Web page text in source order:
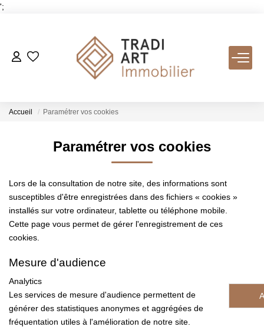
';
ACHETER
LOUER
VENDRE
Nos Services
Estimer
L'AGENCE
Accueil Paramétrer vos cookies
Paramétrer vos cookies
Lors de la consultation de notre site, des informations sont
susceptibles d'être enregistrées dans des fichiers « cookies »
installés sur votre ordinateur, tablette ou téléphone mobile.
Cette page vous permet de gérer l'enregistrement de ces
cookies.
Mesure d'audience
Analytics
Les services de mesure d'audience permettent de
générer des statistiques anonymes et aggrégées de
fréquentation utiles à l'amélioration de notre site.